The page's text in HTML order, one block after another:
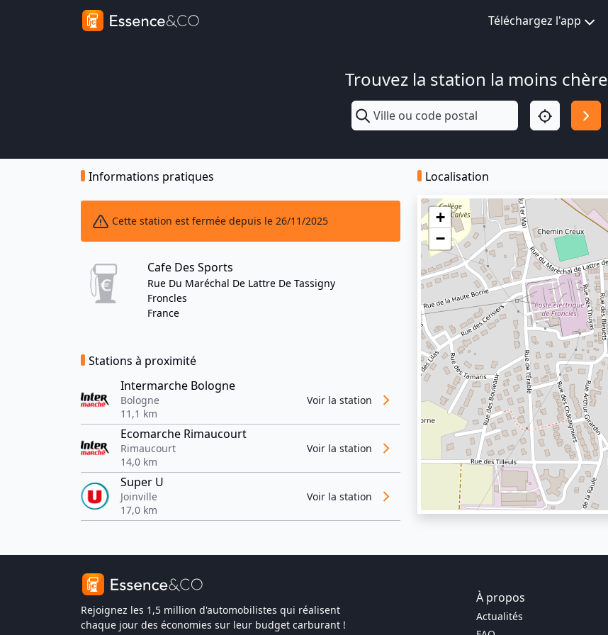
Téléchargez l'app
Trouvez la station la moins chère
Informations pratiques
Cette station est fermée depuis le 26/11/2025
Cafe Des Sports
Rue Du Maréchal De Lattre De Tassigny
Froncles
France
Stations à proximité
Intermarche Bologne
Bologne
11,1 km
Voir la station
Ecomarche Rimaucourt
Rimaucourt
14,0 km
Voir la station
Super U
Joinville
17,0 km
Voir la station
Localisation
+
−
Rejoignez les 1,5 million d'automobilistes qui réalisent
chaque jour des économies sur leur budget carburant !
À propos
Actualités